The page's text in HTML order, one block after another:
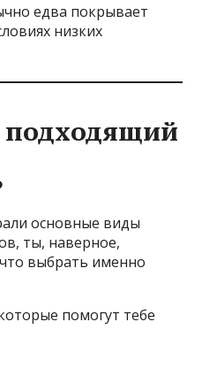
едва покрывает
низких
подходящий
основные виды
ты, наверное,
выбрать именно
помогут тебе